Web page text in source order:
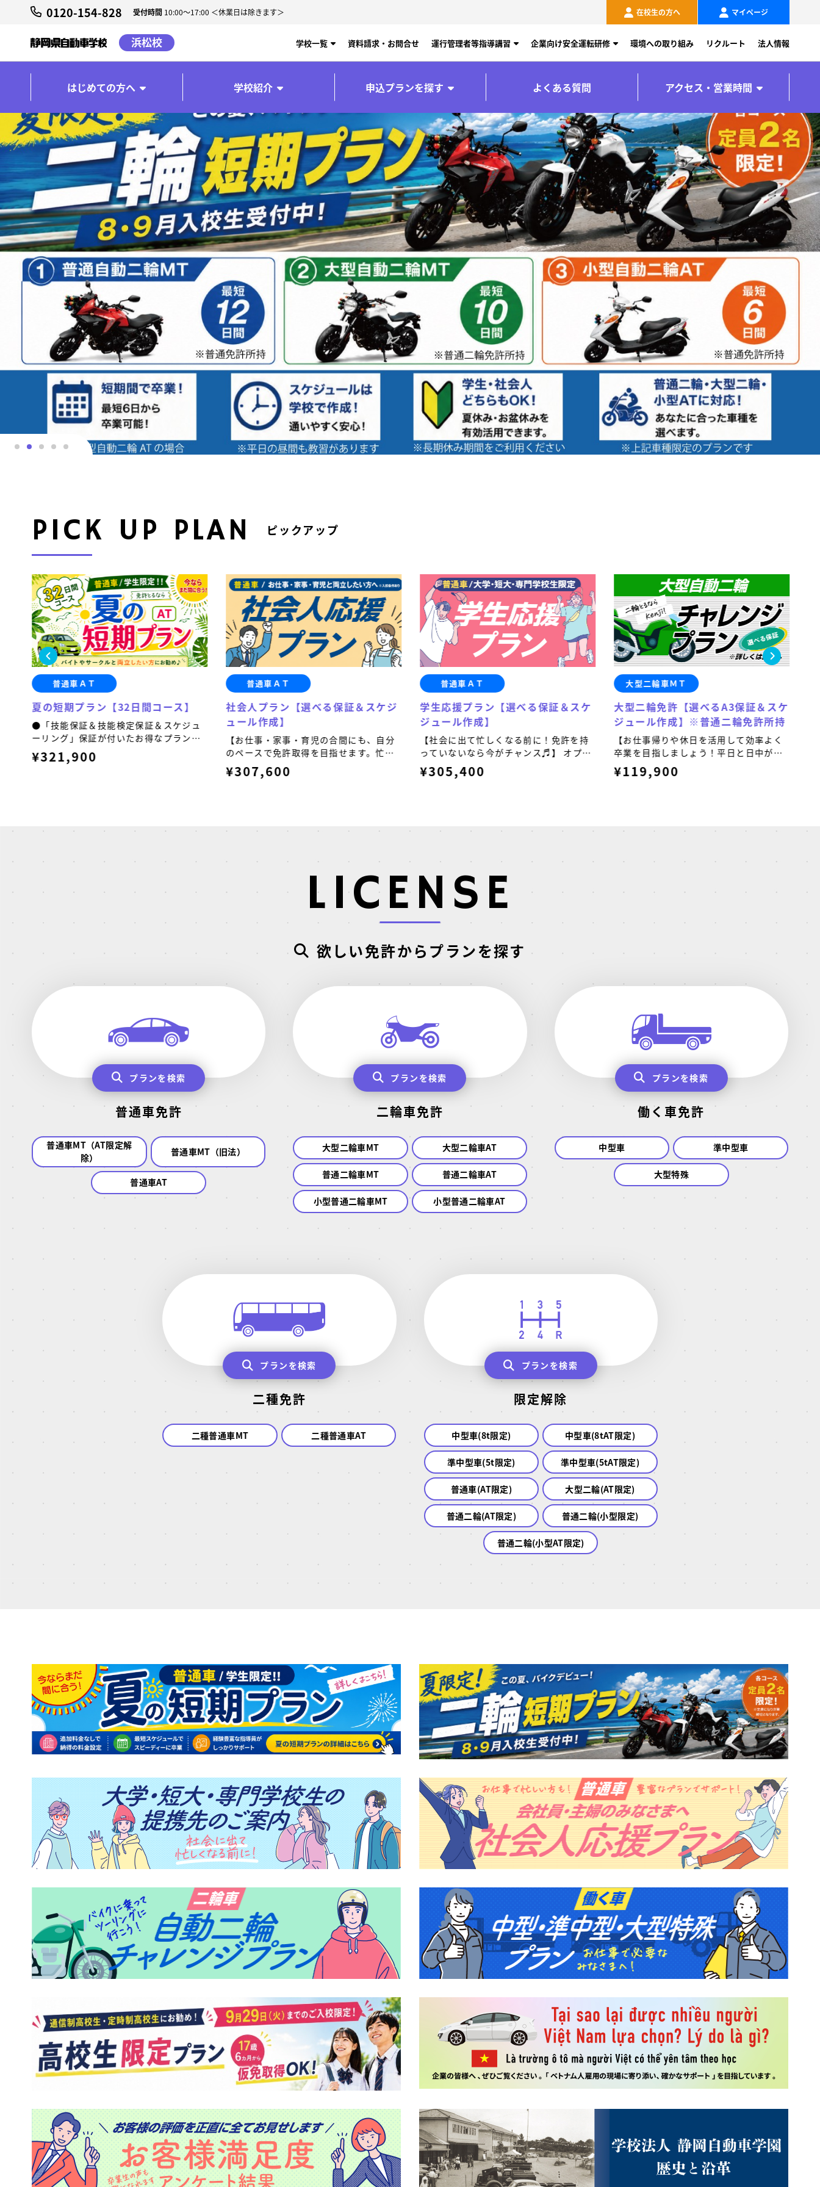
0120-154-828 受付時間 10:00～17:00 ＜休業日は除きます＞ 在校生の方へ マイページ
浜松校 学校一覧 資料請求・お問合せ 運行管理者等指導講習 企業向け安全運転研修 環境への取り組み リクルート 法人情報
はじめての方へ 学校紹介 申込プランを探す よくある質問 アクセス・営業時間
PICK UP PLAN ピックアップ
普通車ＡＴ
夏の短期プラン【32日間コース】
●「技能保証＆技能検定保証＆スケジュ
ーリング」保証が付いたお得なプランで
す！
¥321,900
普通車ＡＴ
社会人プラン【選べる保証＆スケジ
ュール作成】
【お仕事・家事・育児の合間にも、自分
のペースで免許取得を目指せます。忙し
い毎日と両立したい方におすすめで
す。】 オプション11,000円(税込)「技
¥307,600
普通車ＡＴ
学生応援プラン【選べる保証＆スケ
ジュール作成】
【社会に出て忙しくなる前に！免許を持
っていないなら今がチャンス♬】 オプシ
ョン11,000円(税込)「技能保証＆技能検
定保証＆スケジューリング」のセットが
¥305,400
大型二輪車ＭＴ
大型二輪免許【選べるA3保証＆スケ
ジュール作成】※普通二輪免許所持
【お仕事帰りや休日を活用して効率よく
卒業を目指しましょう！平日と日中が忙
しい方におすすめです。】オプションで
「3時限分の技能保証＆技能検定保証＆ス
¥119,900
LICENSE
欲しい免許からプランを探す
プランを検索
普通車免許
普通車MT（AT限定解
除）
普通車MT（旧法）
普通車AT
プランを検索
二輪車免許
大型二輪車MT 大型二輪車AT
普通二輪車MT 普通二輪車AT
小型普通二輪車MT 小型普通二輪車AT
プランを検索
働く車免許
中型車 準中型車
大型特殊
プランを検索
二種免許
二種普通車MT 二種普通車AT
プランを検索
限定解除
中型車(8t限定) 中型車(8tAT限定)
準中型車(5t限定) 準中型車(5tAT限定)
普通車(AT限定) 大型二輪(AT限定)
普通二輪(AT限定) 普通二輪(小型限定)
普通二輪(小型AT限定)